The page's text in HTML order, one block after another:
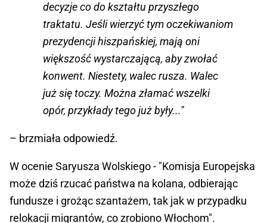
decyzje co do kształtu przyszłego
traktatu. Jeśli wierzyć tym oczekiwaniom
prezydencji hiszpańskiej, mają oni
większość wystarczającą, aby zwołać
konwent. Niestety, walec rusza. Walec
już się toczy. Można złamać wszelki
opór, przykłady tego już były..."
– brzmiała odpowiedź.
W ocenie Saryusza Wolskiego - "Komisja Europejska
może dziś rzucać państwa na kolana, odbierając
fundusze i grożąc szantażem, tak jak w przypadku
relokacji migrantów, co zrobiono Włochom".